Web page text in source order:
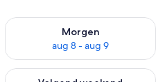
voor vanavond aug 7 - aug 8
Morgen
aug 8 - aug 9
De beschikbaarheid
voor dit weekend aug 7 -
De beschikbaarheid